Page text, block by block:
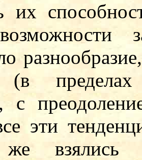
их
(в пределах
с
эти
взялись